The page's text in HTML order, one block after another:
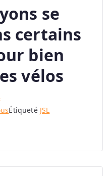
se
certains
bien
vélos
Étiqueté JSL